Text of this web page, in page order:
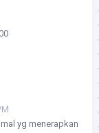
yg menerapkan